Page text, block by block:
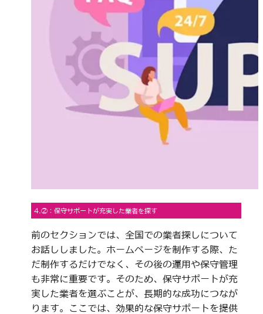
4.②：保守サポートが充実した業者を探す
前のセクションでは、全国での業者探しについて
お話ししました。ホームページを制作する際、た
だ制作するだけでなく、その後の運用や保守管理
も非常に重要です。そのため、保守サポートが充
実した業者を選ぶことが、長期的な成功につなが
ります。ここでは、効果的な保守サポートを提供